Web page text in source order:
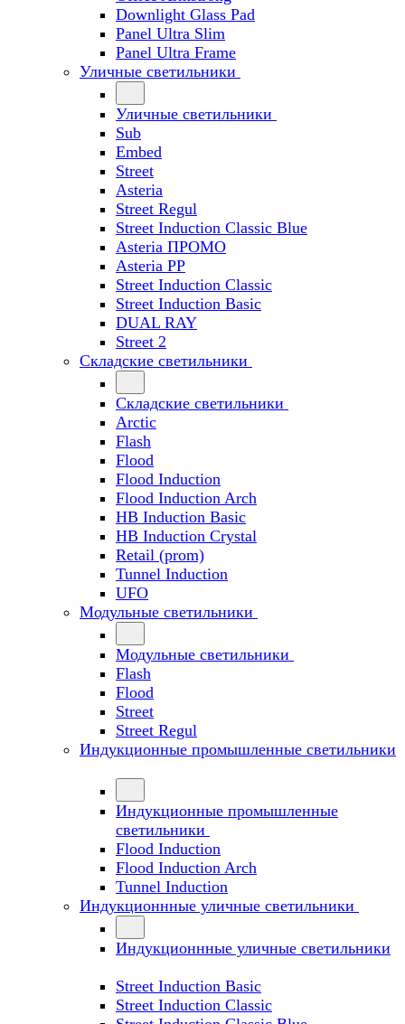
Downlight Glass Pad
Panel Ultra Slim
Panel Ultra Frame
Уличные светильники
Уличные светильники
Sub
Embed
Street
Asteria
Street Regul
Street Induction Classic Blue
Asteria ПРОМО
Asteria PP
Street Induction Classic
Street Induction Basic
DUAL RAY
Street 2
Складские светильники
Складские светильники
Arctic
Flash
Flood
Flood Induction
Flood Induction Arch
HB Induction Basic
HB Induction Crystal
Retail (prom)
Tunnel Induction
UFO
Модульные светильники
Модульные светильники
Flash
Flood
Street
Street Regul
Индукционные промышленные светильники
Индукционные промышленные
светильники
Flood Induction
Flood Induction Arch
Tunnel Induction
Индукционнные уличные светильники
Индукционнные уличные светильники
Street Induction Basic
Street Induction Classic